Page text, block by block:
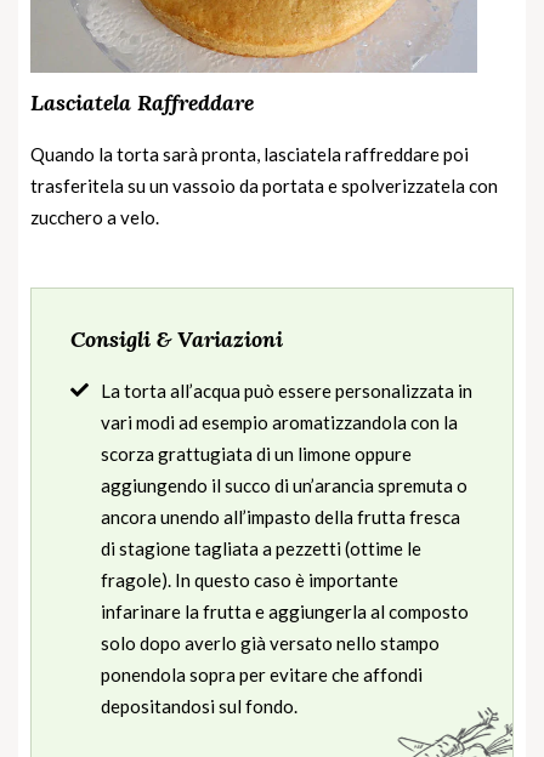
Lasciatela Raffreddare
Quando la torta sarà pronta, lasciatela raffreddare poi
trasferitela su un vassoio da portata e spolverizzatela con
zucchero a velo.
Consigli & Variazioni
La torta all’acqua può essere personalizzata in
vari modi ad esempio aromatizzandola con la
scorza grattugiata di un limone oppure
aggiungendo il succo di un’arancia spremuta o
ancora unendo all’impasto della frutta fresca
di stagione tagliata a pezzetti (ottime le
fragole). In questo caso è importante
infarinare la frutta e aggiungerla al composto
solo dopo averlo già versato nello stampo
ponendola sopra per evitare che affondi
depositandosi sul fondo.